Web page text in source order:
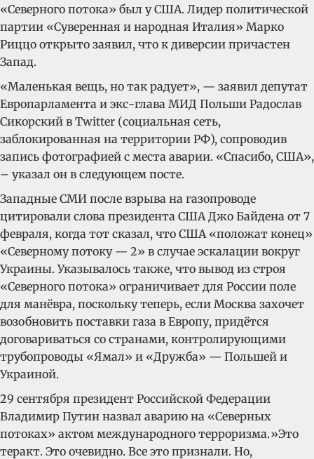
«Северного потока» был у США. Лидер политической
партии «Суверенная и народная Италия» Марко
Риццо открыто заявил, что к диверсии причастен
Запад.
«Маленькая вещь, но так радует», — заявил депутат
Европарламента и экс-глава МИД Польши Радослав
Сикорский в Twitter (социальная сеть,
заблокированная на территории РФ), сопроводив
запись фотографией с места аварии. «Спасибо, США»,
– указал он в следующем посте.
Западные СМИ после взрыва на газопроводе
цитировали слова президента США Джо Байдена от 7
февраля, когда тот сказал, что США «положат конец»
«Северному потоку — 2» в случае эскалации вокруг
Украины. Указывалось также, что вывод из строя
«Северного потока» ограничивает для России поле
для манёвра, поскольку теперь, если Москва захочет
возобновить поставки газа в Европу, придётся
договариваться со странами, контролирующими
трубопроводы «Ямал» и «Дружба» — Польшей и
Украиной.
29 сентября президент Российской Федерации
Владимир Путин назвал аварию на «Северных
потоках» актом международного терроризма.»Это
теракт. Это очевидно. Все это признали. Но,